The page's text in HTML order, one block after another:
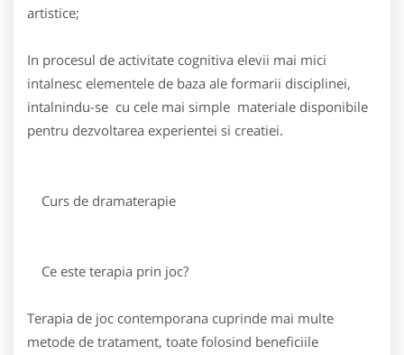
artistice;
In procesul de activitate cognitiva elevii mai mici
intalnesc elementele de baza ale formarii disciplinei,
intalnindu-se cu cele mai simple materiale disponibile
pentru dezvoltarea experientei si creatiei.
Curs de dramaterapie
Ce este terapia prin joc?
Terapia de joc contemporana cuprinde mai multe
metode de tratament, toate folosind beneficiile